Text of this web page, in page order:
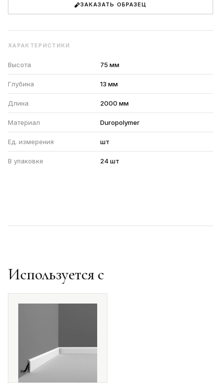
ЗАКАЗАТЬ ОБРАЗЕЦ
ХАРАКТЕРИСТИКИ
Высота 75 мм
Глубина 13 мм
Длина 2000 мм
Материал Duropolymer
Ед. измерения шт
В упаковке 24 шт
Используется с